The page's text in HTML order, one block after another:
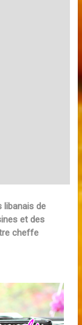
libanais de
et des
cheffe